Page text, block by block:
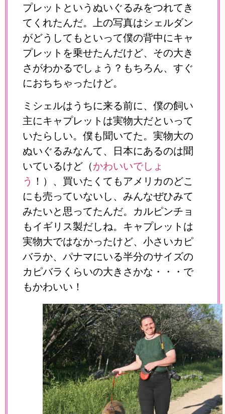
プレットというぬいぐるみをつれてき
てくれたんだ。上の写真はシェルダン
がどうしてもといって僕の背中にキャ
プレットを乗せたんだけど、その大き
さがわかるでしょう？もちろん、すぐ
におちちゃったけど。
ミシェルはうちに来る前に、僕の飼い
主にキャプレットは実物大だといって
いたらしい。僕も聞いてた。実物大の
ぬいぐるみなんて、日本にあるのは聞
いているけど（かわいいでしょ
う ！）、買いたくてもアメリカのどこ
にも売っていないし、みんなぜひみて
みたいと思ってたんだ。カルピンチョ
もイギリス製だしね。キャプレットは
実物大ではなかったけど、小さいカピ
バラか、パナマにいる半分のサイズの
カピバラくらいの大きさかな・・・で
もかわいい！